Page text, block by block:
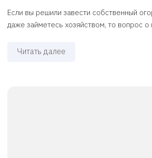
Если вы решили завести собственный
даже займетесь хозяйством, то вопрос о
Читать далее